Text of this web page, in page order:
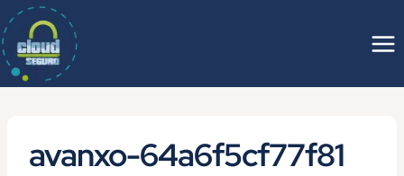
Saltar
al
contenido
avanxo-64a6f5cf77f81